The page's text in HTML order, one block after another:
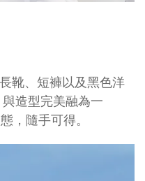
靴、短褲以及黑色洋
造型完美融為一
，隨手可得。